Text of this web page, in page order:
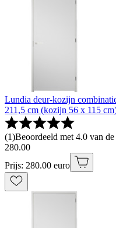
Lundia deur-kozijn
211,5 cm (kozijn 56 x 115
(1)Beoordeeld met 4.0 van
280.00
Prijs: 280.00 euro